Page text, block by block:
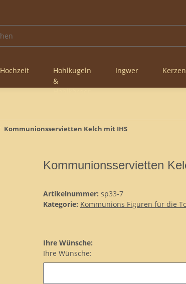
Hochzeit
Hohlkugeln
&
Ingwer Kerzen
Kommunionsservietten Kelch mit IHS
Kommunionsservietten
Artikelnummer: sp33-7
Kategorie: Kommunions Figuren für die
Ihre Wünsche:
Ihre Wünsche: